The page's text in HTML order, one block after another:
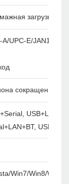
загрузка
UPC-E/
сокращений
USB+LAN,
Win7/Win8/